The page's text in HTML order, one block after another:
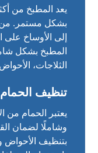
يعد المطبخ من
بشكل مستمر. من
إلى الأوساخ
المطبخ بشكل
الثلاجات،
تنظيف
يعتبر الحمام من
وشاملًا لضمان
بتنظيف الأحواض